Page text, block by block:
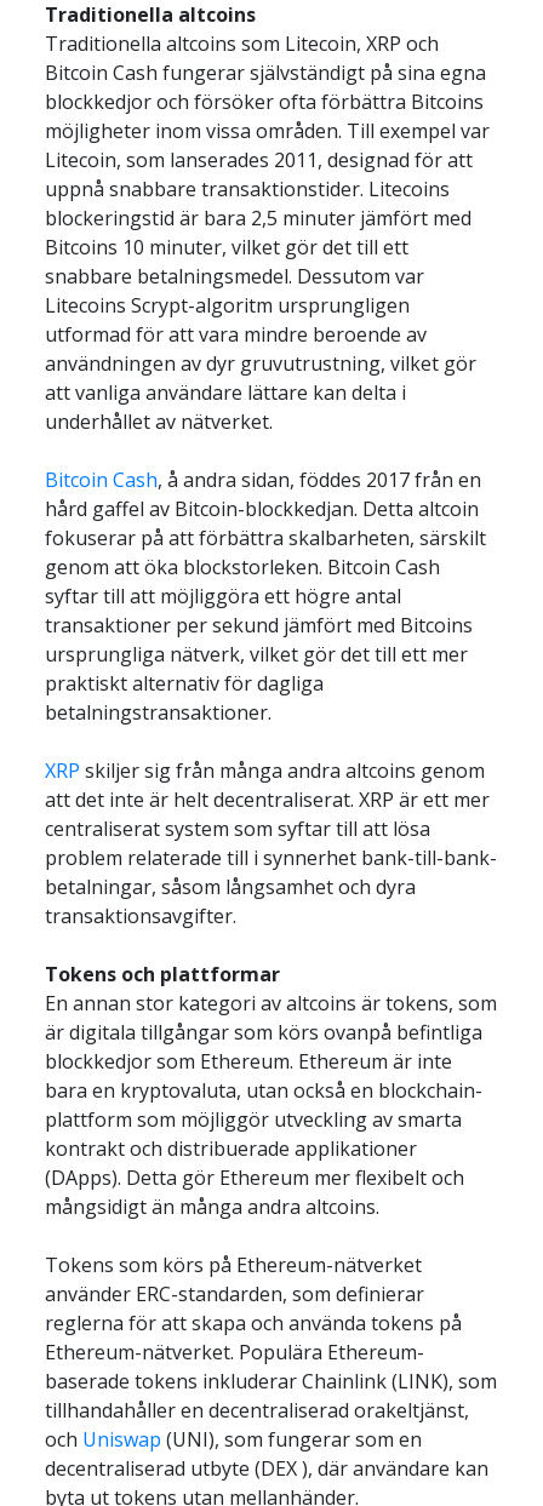
Traditionella altcoins
Traditionella altcoins som Litecoin, XRP och
Bitcoin Cash fungerar självständigt på sina egna
blockkedjor och försöker ofta förbättra Bitcoins
möjligheter inom vissa områden. Till exempel var
Litecoin, som lanserades 2011, designad för att
uppnå snabbare transaktionstider. Litecoins
blockeringstid är bara 2,5 minuter jämfört med
Bitcoins 10 minuter, vilket gör det till ett
snabbare betalningsmedel. Dessutom var
Litecoins Scrypt-algoritm ursprungligen
utformad för att vara mindre beroende av
användningen av dyr gruvutrustning, vilket gör
att vanliga användare lättare kan delta i
underhållet av nätverket.
Bitcoin Cash, å andra sidan, föddes 2017 från en
hård gaffel av Bitcoin-blockkedjan. Detta altcoin
fokuserar på att förbättra skalbarheten, särskilt
genom att öka blockstorleken. Bitcoin Cash
syftar till att möjliggöra ett högre antal
transaktioner per sekund jämfört med Bitcoins
ursprungliga nätverk, vilket gör det till ett mer
praktiskt alternativ för dagliga
betalningstransaktioner.
XRP skiljer sig från många andra altcoins genom
att det inte är helt decentraliserat. XRP är ett mer
centraliserat system som syftar till att lösa
problem relaterade till i synnerhet bank-till-bank-
betalningar, såsom långsamhet och dyra
transaktionsavgifter.
Tokens och plattformar
En annan stor kategori av altcoins är tokens, som
är digitala tillgångar som körs ovanpå befintliga
blockkedjor som Ethereum. Ethereum är inte
bara en kryptovaluta, utan också en blockchain-
plattform som möjliggör utveckling av smarta
kontrakt och distribuerade applikationer
(DApps). Detta gör Ethereum mer flexibelt och
mångsidigt än många andra altcoins.
Tokens som körs på Ethereum-nätverket
använder ERC-standarden, som definierar
reglerna för att skapa och använda tokens på
Ethereum-nätverket. Populära Ethereum-
baserade tokens inkluderar Chainlink (LINK), som
tillhandahåller en decentraliserad orakeltjänst,
och Uniswap (UNI), som fungerar som en
decentraliserad utbyte (DEX ), där användare kan
byta ut tokens utan mellanhänder.